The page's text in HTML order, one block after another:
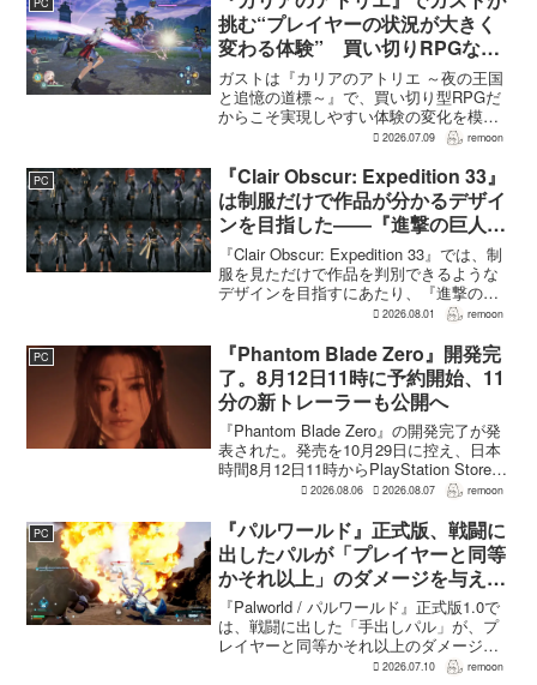
介氏が...
PC
挑む“プレイヤーの状況が大きく
変わる体験” 買い切りRPGなら
ではの変化とは
ガストは『カリアのアトリエ ～夜の王国
と追憶の道標～』で、買い切り型RPGだ
からこそ実現しやすい体験の変化を模索
している。大型の運営型ゲームが継続的
かで、同社はキャラクターやビジュアル
の魅力だけでなく、ゲ...
2026.07.09 remoon
PC
『Clair Obscur: Expedition 33』
は制服だけで作品が分かるデザイ
ンを目指した――『進撃の巨人』
の制服と『BLEACH』のキャラ
造形が影響
『Clair Obscur: Expedition 33』では、制
服を見ただけで作品を判別できるような
デザインを目指すにあたり、『進撃の巨
人』を参考にしたという。あわせて、キ
ルで印象に残るデザインから...
2026.08.01 remoon
PC
『Phantom Blade Zero』開発完
了。8月12日11時に予約開始、11
分の新トレーラーも公開へ
『Phantom Blade Zero』の開発完了が発
表された。発売を10月29日に控え、日本
時間8月12日11時からPlayStation Store、
Steam、Epic Games Storeで予約受付が
2026.08.06 2026.08.07 remoon
PC
『パルワールド』正式版、戦闘に
出したパルが「プレイヤーと同等
かそれ以上」のダメージを与えら
れるように
『Palworld / パルワールド』正式版1.0で
は、戦闘に出した「手出しパル」が、プ
レイヤーと同等かそれ以上のダメージを
敵に与えられるようになった。ほぼすべ
2026.07.10 remoon